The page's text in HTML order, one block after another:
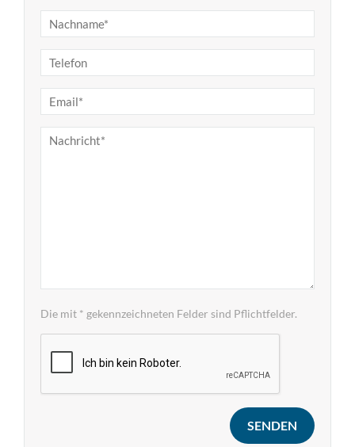
Die mit * gekennzeichneten Felder sind Pflichtfelder.